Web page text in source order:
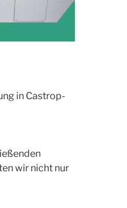
in Castrop-
wir nicht nur